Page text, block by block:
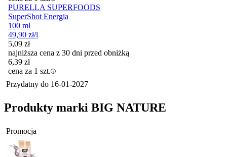
PURELLA SUPERFOODS
SuperShot Energia
100 ml
49,90 zł/l
5,09 zł
najniższa cena z 30 dni przed obniżką
6,39 zł
cena za 1 szt.
Przydatny do 16-01-2027
Produkty marki BIG NATURE
Promocja